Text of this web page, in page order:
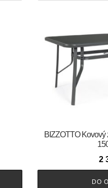
BIZZOTTO
2
DO